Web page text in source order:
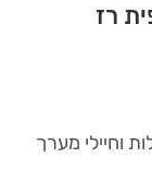
רז
וחיילי מערך